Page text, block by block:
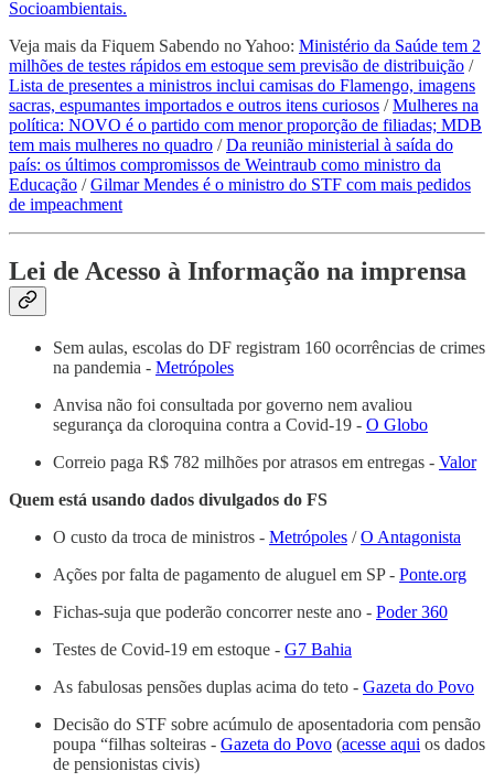
Socioambientais.
Veja mais da Fiquem Sabendo no Yahoo: Ministério da Saúde tem 2
milhões de testes rápidos em estoque sem previsão de distribuição /
Lista de presentes a ministros inclui camisas do Flamengo, imagens
sacras, espumantes importados e outros itens curiosos /Mulheres na
política: NOVO é o partido com menor proporção de filiadas; MDB
tem mais mulheres no quadro /Da reunião ministerial à saída do
país: os últimos compromissos de Weintraub como ministro da
Educação /Gilmar Mendes é o ministro do STF com mais pedidos
de impeachment
Lei de Acesso à Informação na imprensa
Sem aulas, escolas do DF registram 160 ocorrências de crimes
na pandemia - Metrópoles
Anvisa não foi consultada por governo nem avaliou
segurança da cloroquina contra a Covid-19 - O Globo
Correio paga R$ 782 milhões por atrasos em entregas - Valor
Quem está usando dados divulgados do FS
O custo da troca de ministros - Metrópoles /O Antagonista
Ações por falta de pagamento de aluguel em SP - Ponte.org
Fichas-suja que poderão concorrer neste ano - Poder 360
Testes de Covid-19 em estoque - G7 Bahia
As fabulosas pensões duplas acima do teto - Gazeta do Povo
Decisão do STF sobre acúmulo de aposentadoria com pensão
poupa “filhas solteiras - Gazeta do Povo (acesse aqui os dados
de pensionistas civis)